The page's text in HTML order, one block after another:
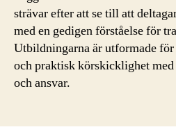
strävar efter att se till att
med en gedigen förståelse för
Utbildningarna är utformade
och praktisk körskicklighet med
och ansvar.